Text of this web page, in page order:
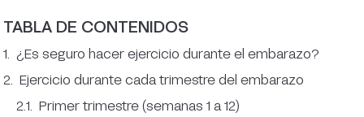
TABLA DE CONTENIDOS
¿Es seguro hacer ejercicio durante el embarazo?
Ejercicio durante cada trimestre del embarazo
Primer trimestre (semanas 1 a 12)